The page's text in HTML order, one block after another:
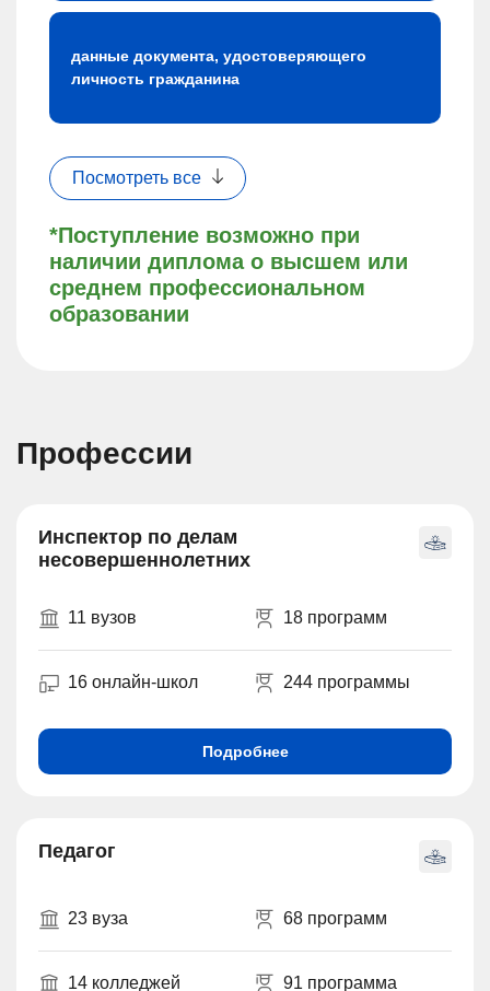
*Поступление возможно при
наличии диплома о высшем или
среднем профессиональном
образовании
данные документа, удостоверяющего
личность гражданина
Посмотреть все
Профессии
Инспектор по делам
несовершеннолетних
11 вузов 18 программ
16 онлайн-школ 244 программы
Подробнее
Педагог
23 вуза 68 программ
14 колледжей 91 программа